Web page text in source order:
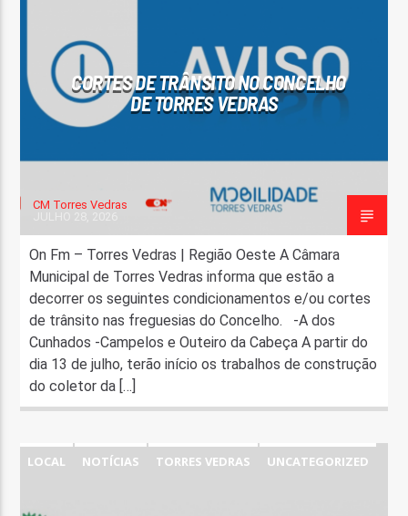
TÍTULO
ARTISTA CORTES DE TRÂNSITO NO CONCELHO
DE TORRES VEDRAS
CM Torres Vedras
On Fm – Torres Vedras | Região Oeste A Câmara
Municipal de Torres Vedras informa que estão a
decorrer os seguintes condicionamentos e/ou cortes
de trânsito nas freguesias do Concelho. -A dos
Cunhados -Campelos e Outeiro da Cabeça A partir do
dia 13 de julho, terão início os trabalhos de construção
do coletor da […]
LOCAL NOTÍCIAS TORRES VEDRAS UNCATEGORIZED